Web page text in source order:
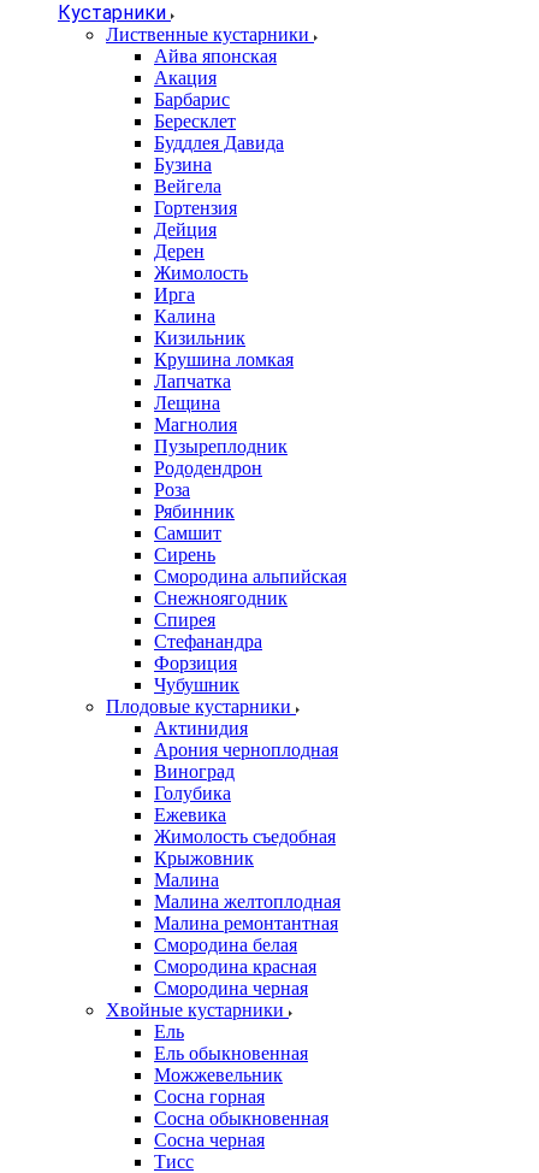
Кустарники
Лиственные кустарники
Айва японская
Акация
Барбарис
Бересклет
Буддлея Давида
Бузина
Вейгела
Гортензия
Дейция
Дерен
Жимолость
Ирга
Калина
Кизильник
Крушина ломкая
Лапчатка
Лещина
Магнолия
Пузыреплодник
Рододендрон
Роза
Рябинник
Самшит
Сирень
Смородина альпийская
Снежноягодник
Спирея
Стефанандра
Форзиция
Чубушник
Плодовые кустарники
Актинидия
Арония черноплодная
Виноград
Голубика
Ежевика
Жимолость съедобная
Крыжовник
Малина
Малина желтоплодная
Малина ремонтантная
Смородина белая
Смородина красная
Смородина черная
Хвойные кустарники
Ель
Ель обыкновенная
Можжевельник
Сосна горная
Сосна обыкновенная
Сосна черная
Тисс